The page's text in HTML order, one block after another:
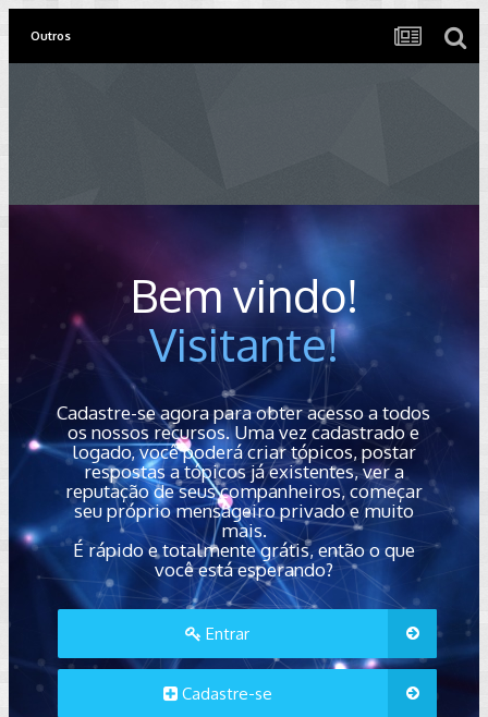
Outros
Bem vindo!
Visitante!
Cadastre-se agora para obter acesso a todos
os nossos recursos. Uma vez cadastrado e
logado, você poderá criar tópicos, postar
respostas a tópicos já existentes, ver a
reputação de seus companheiros, começar
seu próprio mensageiro privado e muito
mais.
É rápido e totalmente grátis, então o que
você está esperando?
Entrar
Cadastre-se